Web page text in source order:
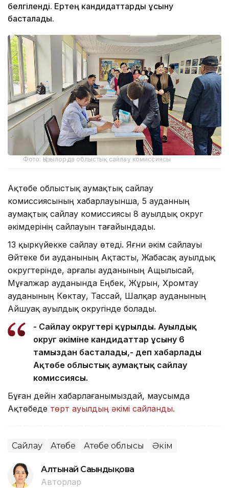
белгіленді. Ертең кандидаттарды ұсыну
басталады.
Фото: Қызылорда облыстық сайлау комиссиясы
Ақтөбе облыстық аумақтық сайлау
комиссиясының хабарлауынша, 5 ауданның
аумақтық сайлау комиссиясы 8 ауылдық округ
әкімдерінің сайлауын тағайындады.
13 қыркүйекке сайлау өтеді. Яғни әкім сайлауы
Әйтеке би ауданының Ақтасты, Жабасақ ауылдық
округтерінде, Қарғалы ауданының Ащылысай,
Мұғалжар ауданында Еңбек, Жұрын, Хромтау
ауданының Көктау, Тассай, Шалқар ауданының
Айшуақ ауылдық округінде болады.
- Сайлау округтері құрылды. Ауылдық
округ әкіміне кандидаттар ұсыну 6
тамыздан басталады,- деп хабарлады
Ақтөбе облыстық аумақтық сайлау
комиссиясы.
Бұған дейін хабарлағанымыздай, маусымда
Ақтөбеде төрт ауылдың әкімі сайланды.
Сайлау Ақтөбе Ақтөбе облысы Әкім
Алтынай Сағындықова
Авторлар